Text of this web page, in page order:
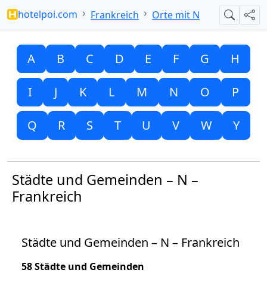
hotelpoi.com Frankreich Orte mit N Suche
A B C D E F G H
I J K L M N O P
Q R S T U V W Y
Städte und Gemeinden – N –
Frankreich
Städte und Gemeinden – N – Frankreich
58 Städte und Gemeinden